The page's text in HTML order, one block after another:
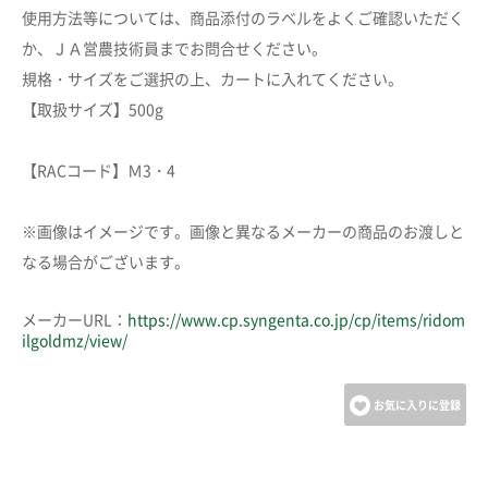
使用方法等については、商品添付のラベルをよくご確認いただく
か、ＪＡ営農技術員までお問合せください。
規格・サイズをご選択の上、カートに入れてください。
【取扱サイズ】500g
【RACコード】Ｍ3・4
※画像はイメージです。画像と異なるメーカーの商品のお渡しと
なる場合がございます。
メーカーURL： https://www.cp.syngenta.co.jp/cp/items/ridom
ilgoldmz/view/
お気に入りに登録